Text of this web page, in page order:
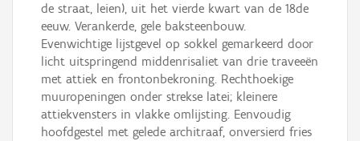
de straat, leien), uit het vierde kwart van de 18de
eeuw. Verankerde, gele baksteenbouw.
Evenwichtige lijstgevel op sokkel gemarkeerd door
licht uitspringend middenrisaliet van drie traveeën
met attiek en frontonbekroning. Rechthoekige
muuropeningen onder strekse latei; kleinere
attiekvensters in vlakke omlijsting. Eenvoudig
hoofdgestel met gelede architraaf, onversierd fries